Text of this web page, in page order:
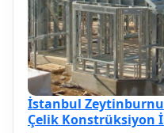
İstanbul
Çelik Konstrüksiyon